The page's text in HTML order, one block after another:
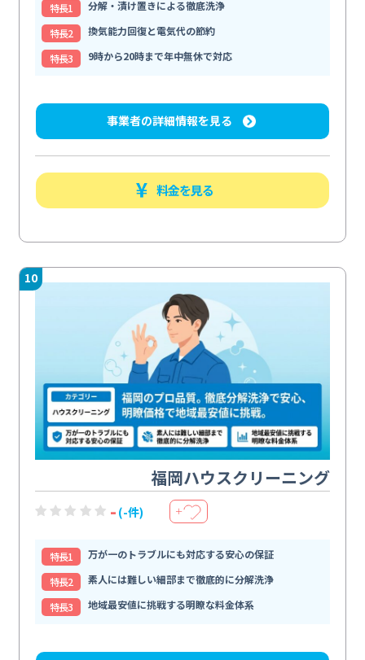
特⻑1
分解・漬け置きによる徹底洗浄
特⻑2
換気能力回復と電気代の節約
特⻑3
9時から20時まで年中無休で対応
事業者の詳細情報を見る
料金を見る
10
福岡ハウスクリーニング
- (-件) ＋
特⻑1
万が一のトラブルにも対応する安心の保証
特⻑2
素人には難しい細部まで徹底的に分解洗浄
特⻑3
地域最安値に挑戦する明瞭な料金体系